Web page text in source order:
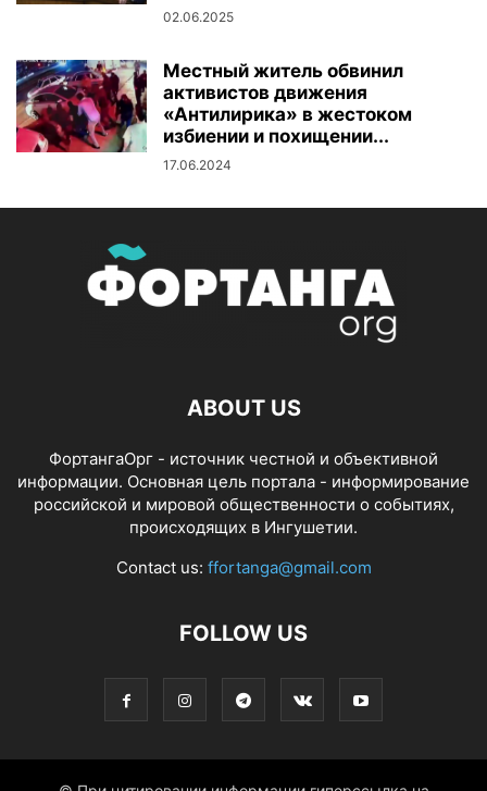
02.06.2025
Местный житель обвинил
активистов движения
«Антилирика» в жестоком
избиении и похищении...
17.06.2024
ABOUT US
ФортангаОрг - источник честной и объективной
информации. Основная цель портала - информирование
российской и мировой общественности о событиях,
происходящих в Ингушетии.
Contact us: ffortanga@gmail.com
FOLLOW US